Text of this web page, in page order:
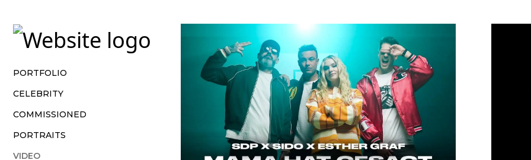
PORTFOLIO
CELEBRITY
COMMISSIONED
PORTRAITS
VIDEO